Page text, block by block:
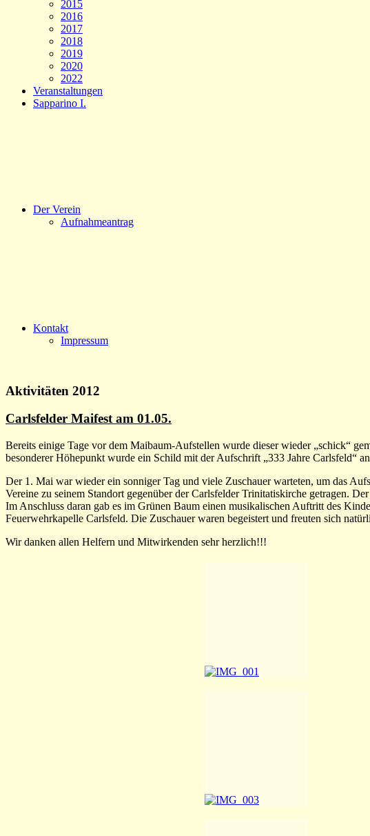
2015
2016
2017
2018
2019
2020
2022
Veranstaltungen
Sapparino I.
Der Verein
Aufnahmeantrag
Kontakt
Impressum
Aktivitäten 2012
Carlsfelder Maifest am 01.05.
Bereits einige Tage vor dem Maibaum-Aufstellen wurde dieser wieder „schick“
besonderer Höhepunkt wurde ein Schild mit der Aufschrift „333 Jahre Carlsfeld“
Der 1. Mai war wieder ein sonniger Tag und viele Zuschauer warteten, um das
Vereine zu seinem Standort gegenüber der Carlsfelder Trinitatiskirche getragen.
Im Anschluss daran gab es im Grünen Baum einen musikalischen Auftritt des
Feuerwehrkapelle Carlsfeld. Die Zuschauer waren begeistert und freuten sich
Wir danken allen Helfern und Mitwirkenden sehr herzlich!!!